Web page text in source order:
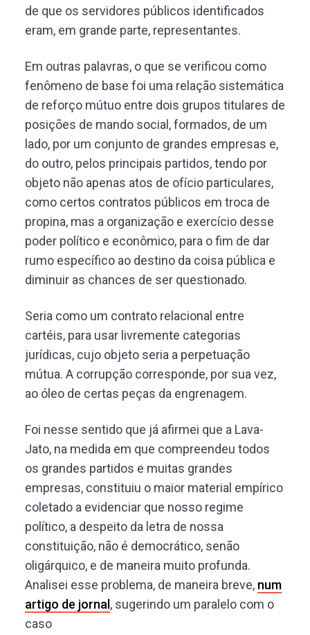
de que os servidores públicos identificados
eram, em grande parte, representantes.
Em outras palavras, o que se verificou como
fenômeno de base foi uma relação sistemática
de reforço mútuo entre dois grupos titulares de
posições de mando social, formados, de um
lado, por um conjunto de grandes empresas e,
do outro, pelos principais partidos, tendo por
objeto não apenas atos de ofício particulares,
como certos contratos públicos em troca de
propina, mas a organização e exercício desse
poder político e econômico, para o fim de dar
rumo específico ao destino da coisa pública e
diminuir as chances de ser questionado.
Seria como um contrato relacional entre
cartéis, para usar livremente categorias
jurídicas, cujo objeto seria a perpetuação
mútua. A corrupção corresponde, por sua vez,
ao óleo de certas peças da engrenagem.
Foi nesse sentido que já afirmei que a Lava-
Jato, na medida em que compreendeu todos
os grandes partidos e muitas grandes
empresas, constituiu o maior material empírico
coletado a evidenciar que nosso regime
político, a despeito da letra de nossa
constituição, não é democrático, senão
oligárquico, e de maneira muito profunda.
Analisei esse problema, de maneira breve, num
artigo de jornal , sugerindo um paralelo com o
caso